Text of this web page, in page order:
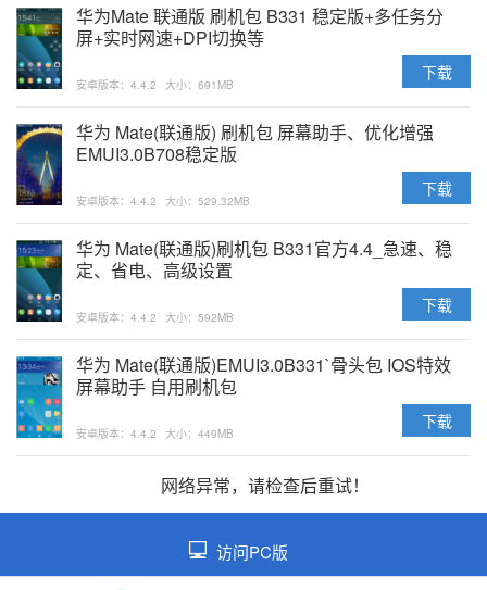
华为Mate 联通版 刷机包 B331 稳定版+多任务分
屏+实时网速+DPI切换等
安卓版本：4.4.2 大小：691MB
下载
华为 Mate(联通版) 刷机包 屏幕助手、优化增强
EMUI3.0B708稳定版
安卓版本：4.4.2 大小：529.32MB
下载
华为 Mate(联通版)刷机包 B331官方4.4_急速、稳
定、省电、高级设置
安卓版本：4.4.2 大小：592MB
下载
华为 Mate(联通版)EMUI3.0B331`骨头包 IOS特效
屏幕助手 自用刷机包
安卓版本：4.4.2 大小：449MB
下载
网络异常，请检查后重试！
访问PC版